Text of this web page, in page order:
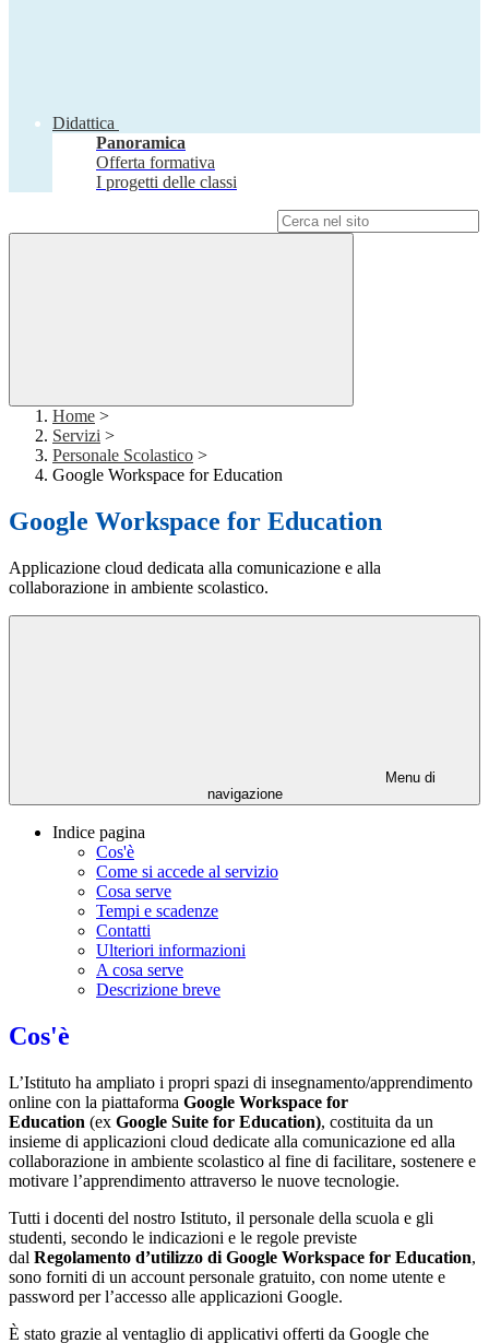
Didattica
Panoramica
Offerta formativa
I progetti delle classi
Home >
Servizi >
Personale Scolastico >
Google Workspace for Education
Google Workspace for Education
Applicazione cloud dedicata alla comunicazione e alla
collaborazione in ambiente scolastico.
Menu di
navigazione
Indice pagina
Cos'è
Come si accede al servizio
Cosa serve
Tempi e scadenze
Contatti
Ulteriori informazioni
A cosa serve
Descrizione breve
Cos'è
L’Istituto ha ampliato i propri spazi di insegnamento/apprendimento
online con la piattaforma Google Workspace for
Education (ex Google Suite for Education), costituita da un
insieme di applicazioni cloud dedicate alla comunicazione ed alla
collaborazione in ambiente scolastico al fine di facilitare, sostenere e
motivare l’apprendimento attraverso le nuove tecnologie.
Tutti i docenti del nostro Istituto, il personale della scuola e gli
studenti, secondo le indicazioni e le regole previste
dal Regolamento d’utilizzo di Google Workspace for Education,
sono forniti di un account personale gratuito, con nome utente e
password per l’accesso alle applicazioni Google.
È stato grazie al ventaglio di applicativi offerti da Google che